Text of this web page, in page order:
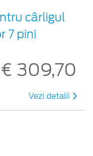
cârligul
7 pini
€ 309,70
Vezi detalii